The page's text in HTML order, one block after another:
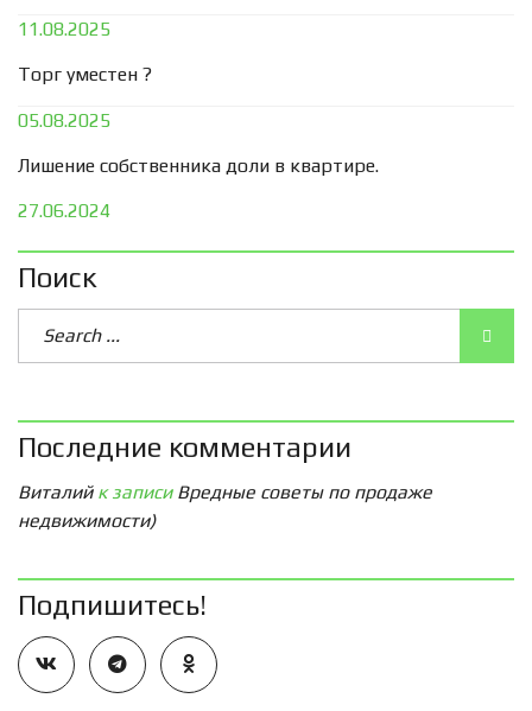
11.08.2025
Торг уместен ?
05.08.2025
Лишение собственника доли в квартире.
27.06.2024
Поиск
Последние комментарии
Виталийк записи Вредные советы по продаже
недвижимости)
Подпишитесь!